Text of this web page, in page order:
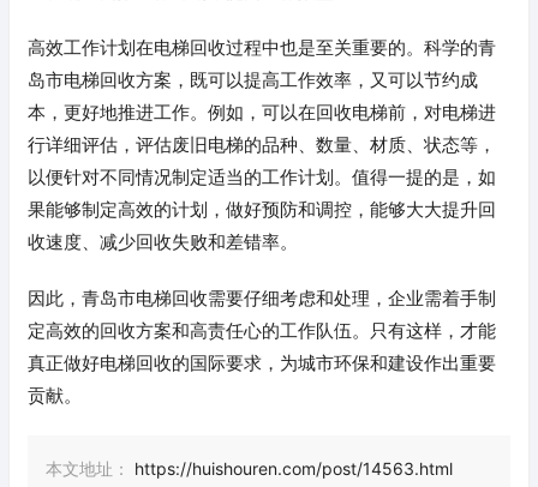
高效工作计划在电梯回收过程中也是至关重要的。科学的青
岛市电梯回收方案，既可以提高工作效率，又可以节约成
本，更好地推进工作。例如，可以在回收电梯前，对电梯进
行详细评估，评估废旧电梯的品种、数量、材质、状态等，
以便针对不同情况制定适当的工作计划。值得一提的是，如
果能够制定高效的计划，做好预防和调控，能够大大提升回
收速度、减少回收失败和差错率。
因此，青岛市电梯回收需要仔细考虑和处理，企业需着手制
定高效的回收方案和高责任心的工作队伍。只有这样，才能
真正做好电梯回收的国际要求，为城市环保和建设作出重要
贡献。
本文地址：
https://huishouren.com/post/14563.html